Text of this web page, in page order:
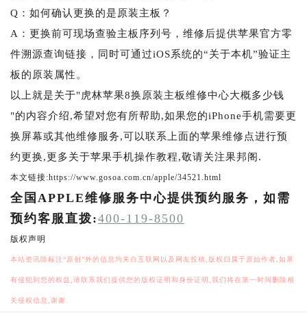
Q：如何确认更换的是原装主板？
A：更换前可现场查验主板序列号，维修后提供苹果官方零
件溯源查询链接，同时可通过iOS系统的“关于本机”验证主
板的原装属性。
以上就是关于"虎林苹果8换原装主板维修中心大概多少钱
"的内容介绍,希望对您有所帮助,如果您的iPhone手机需要更
换屏幕或其他维修服务,可以联系上面的苹果维修点进行预
约更换,更多关于苹果手机操作教程,敬请关注果邦阁.
本文链接:https://www.gosoa.com.cn/apple/34521.html
全国APPLE维修服务中心提供预约服务，如需
预约客服直拨:400-119-8500
版权声明
本站资讯除标注“原创”外的信息均来自互联网以及网友投稿,版权归属于原始作者,如果
有侵犯到您的权益,请联系我们提供您的版权证明和身份证明,我们将在第一时间删除相
关侵权信息,谢谢.